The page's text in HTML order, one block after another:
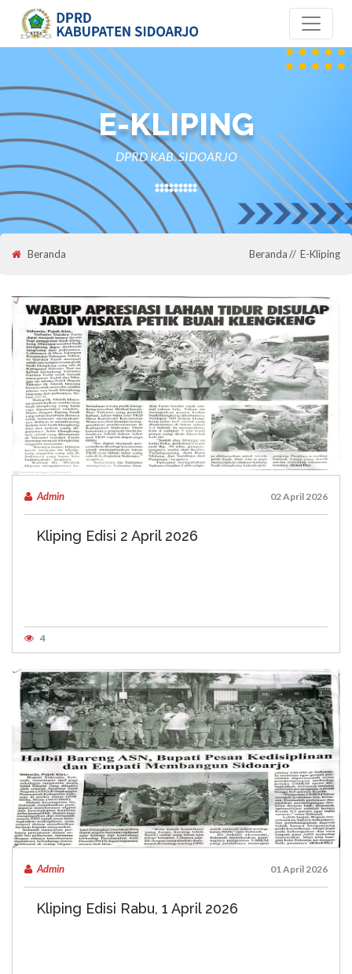
E-KLIPING
DPRD KAB. SIDOARJO
Beranda Beranda E-Kliping
Admin 02 April 2026
Kliping Edisi 2 April 2026
4
Admin 01 April 2026
Kliping Edisi Rabu, 1 April 2026